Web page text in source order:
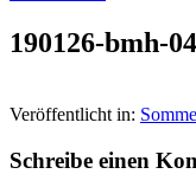
190126-bmh-04
Veröffentlicht in:
Schreibe einen